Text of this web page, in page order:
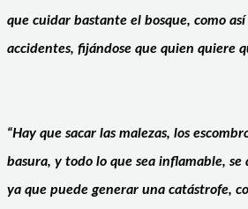
que cuidar bastante el bosque, como
accidentes, fijándose que quien quiere
“Hay que sacar las malezas, los
basura, y todo lo que sea inflamable, se
ya que puede generar una catástrofe,